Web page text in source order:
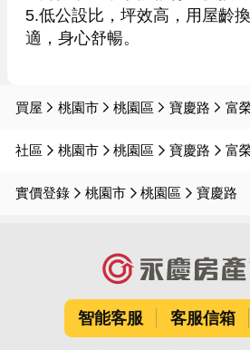
5.低公設比，坪效高，用屋齡
適，身心舒暢。
買屋 桃園市 桃園區 寶慶路 富
社區 桃園市 桃園區 寶慶路 富
實價登錄 桃園市 桃園區 寶慶路
智能客服 客服信箱